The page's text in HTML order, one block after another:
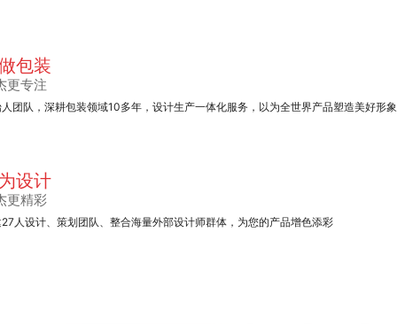
手提纸袋系列
包装
更专注
团队，深耕包装领域10多年，设计生产一体化服务，以为全世界产品塑造美好形
设计
更精彩
人设计、策划团队、整合海量外部设计师群体，为您的产品增色添彩